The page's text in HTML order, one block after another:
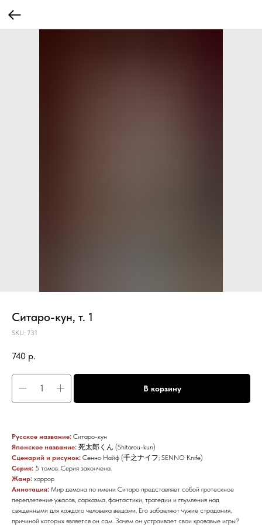
Ситаро-кун, т. 1
SKU: 731
740 р.
В корзину
Русское название: Ситаро-кун
Японское название: 死太郎くん (Shitarou-kun)
Сценарий и рисунок: Сенно Найф (千之ナイフ; SENNO Knife)
Серия: 5 томов. Серия закончена.
Жанр: хоррор
Аннотация: Мир демона по имени Ситаро представляет собой гротескное
переплетение ужасов, сарказма, фантастики, трагедии и глумления над
священными для каждого человека вещами. Его забавляют чужие страдания,
причиной которых является он сам. Зачем он устраивает свои кровавые игры?